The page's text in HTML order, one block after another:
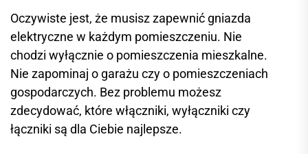
Oczywiste jest, że musisz zapewnić gniazda
elektryczne w każdym pomieszczeniu. Nie
chodzi wyłącznie o pomieszczenia mieszkalne.
Nie zapominaj o garażu czy o pomieszczeniach
gospodarczych. Bez problemu możesz
zdecydować, które włączniki, wyłączniki czy
łączniki są dla Ciebie najlepsze.